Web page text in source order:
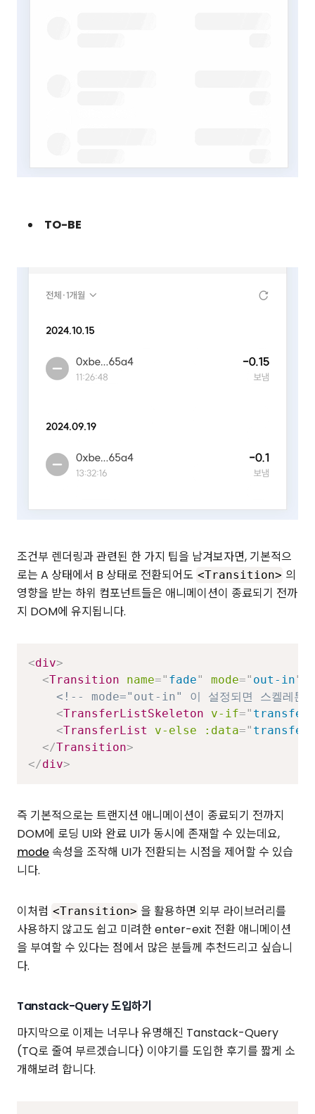
TO-BE
조건부 렌더링과 관련된 한 가지 팁을 남겨보자면, 기본적으
로는 A 상태에서 B 상태로 전환되어도 <Transition> 의
영향을 받는 하위 컴포넌트들은 애니메이션이 종료되기 전까
지 DOM에 유지됩니다.
<div>
<Transition name=" fade" mode=" out-in"
<!-- mode="out-in" 이 설정되면 스켈레톤
<TransferListSkeleton v-if="
<TransferList v-else :data="
</Transition>
</div>
즉 기본적으로는 트랜지션 애니메이션이 종료되기 전까지
DOM에 로딩 UI와 완료 UI가 동시에 존재할 수 있는데요,
mode 속성을 조작해 UI가 전환되는 시점을 제어할 수 있습
니다.
이처럼 <Transition> 을 활용하면 외부 라이브러리를
사용하지 않고도 쉽고 미려한 enter-exit 전환 애니메이션
을 부여할 수 있다는 점에서 많은 분들께 추천드리고 싶습니
다.
Tanstack-Query 도입하기
마지막으로 이제는 너무나 유명해진 Tanstack-Query
(TQ로 줄여 부르겠습니다) 이야기를 도입한 후기를 짧게 소
개해보려 합니다.